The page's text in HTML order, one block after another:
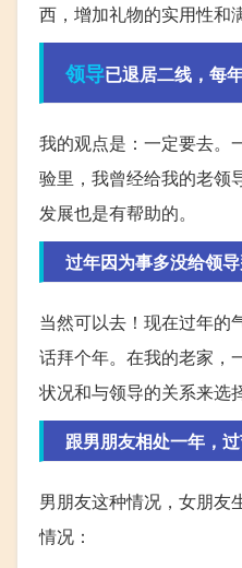
西，增加礼物的实用性和
领导已退居二线，每
我的观点是：一定要去。
验里，我曾经给我的老领
发展也是有帮助的。
过年因为事多没给领
当然可以去！现在过年的
话拜个年。在我的老家，
状况和与领导的关系来选
跟男朋友相处一年，
男朋友这种情况，女朋友
情况：